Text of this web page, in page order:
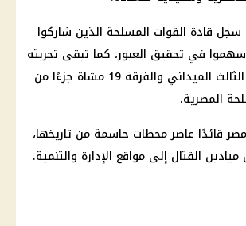
قادة القوات المسلحة الذين شاركوا
في تحقيق العبور، كما تبقى تجربته
في قيادة الجيش الثالث الميداني والفرقة 19 مشاة جزءًا من
المصرية.
قائدًا عاصر محطات حاسمة من تاريخها،
القتال إلى مواقع الإدارة والتنمية.